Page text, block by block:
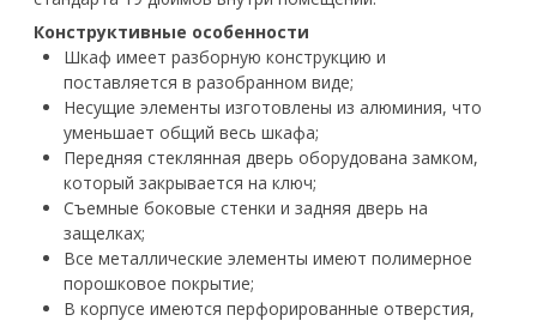
Конструктивные особенности
Шкаф имеет разборную конструкцию и
поставляется в разобранном виде;
Несущие элементы изготовлены из алюминия, что
уменьшает общий весь шкафа;
Передняя стеклянная дверь оборудована замком,
который закрывается на ключ;
Съемные боковые стенки и задняя дверь на
защелках;
Все металлические элементы имеют полимерное
порошковое покрытие;
В корпусе имеются перфорированные отверстия,